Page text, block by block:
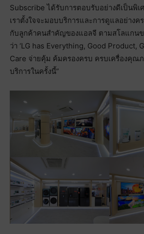
Subscribe ได้รับการตอบรับอย่างดีเป็นพิ
เราตั้งใจจะมอบบริการและการดูแลอย่างค
กับลูกค้าคนสำคัญของแอลจี ตามสโลแกนข
ว่า ‘LG has Everything, Good Product,
Care จ่ายคุ้ม ค้มครองครบ ครบเครื่องคุณภ
บริการในครั้งนี้”